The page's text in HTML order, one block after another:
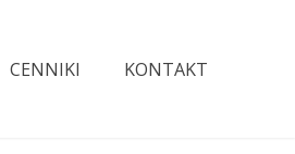
CENNIKI KONTAKT